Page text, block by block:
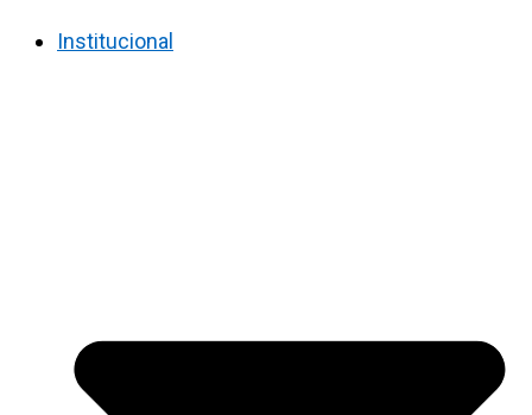
Institucional